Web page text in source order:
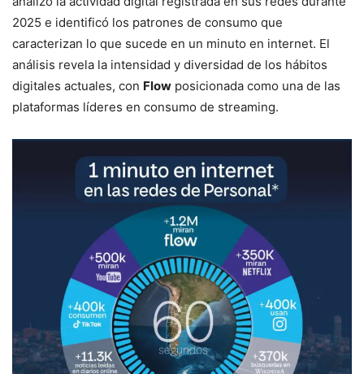
2025 e identificó los patrones de consumo que
caracterizan lo que sucede en un minuto en internet. El
análisis revela la intensidad y diversidad de los hábitos
digitales actuales, con Flow posicionada como una de las
plataformas líderes en consumo de streaming.